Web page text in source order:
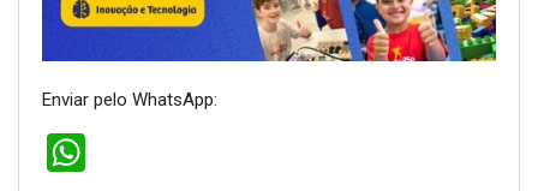
Enviar pelo WhatsApp: